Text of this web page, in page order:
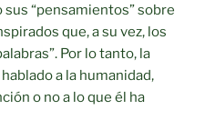
“pensamientos” sobre
que, a su vez, los
Por lo tanto, la
a la humanidad,
o no a lo que él ha